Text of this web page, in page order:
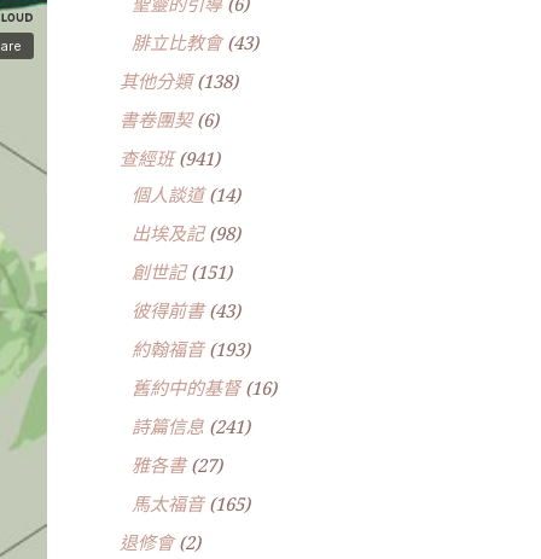
腓立比教會(43)
其他分類(138)
書卷團契(6)
查經班(941)
個人談道(14)
出埃及記(98)
創世記(151)
彼得前書(43)
約翰福音(193)
舊約中的基督(16)
詩篇信息(241)
雅各書(27)
馬太福音(165)
退修會(2)